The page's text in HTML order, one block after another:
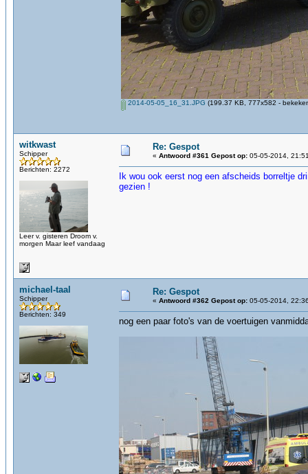
2014-05-05_16_31.JPG (199.37 KB, 777x582 -
witkwast
Schipper
Berichten: 2272
Leer v. gisteren Droom v.
morgen Maar leef vandaag
Re: Gespot
« Antwoord #361 Gepost op: 05-05-2014,
Ik wou ook eerst nog een afscheids borreltje
gezien !
michael-taal
Schipper
Berichten: 349
Re: Gespot
« Antwoord #362 Gepost op: 05-05-2014,
nog een paar foto's van de voertuigen